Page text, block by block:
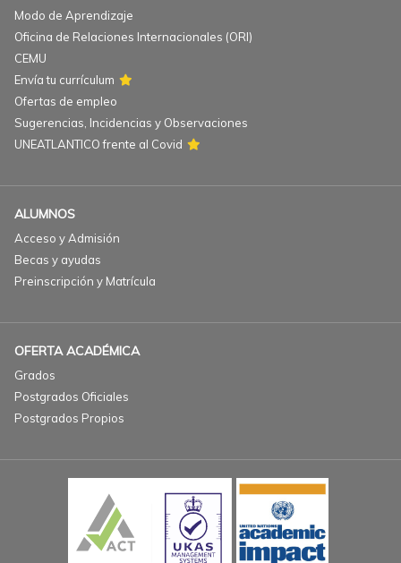
Modo de Aprendizaje
Oficina de Relaciones Internacionales (ORI)
CEMU
Envía tu currículum
Ofertas de empleo
Sugerencias, Incidencias y Observaciones
UNEATLANTICO frente al Covid
ALUMNOS
Acceso y Admisión
Becas y ayudas
Preinscripción y Matrícula
OFERTA ACADÉMICA
Grados
Postgrados Oficiales
Postgrados Propios